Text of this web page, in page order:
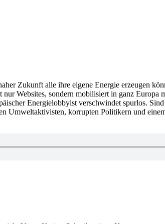
Zukunft alle ihre eigene Energie erzeugen
Websites, sondern mobilisiert in ganz Europa
Energielobbyist verschwindet spurlos. Sind
Umweltaktivisten, korrupten Politikern und